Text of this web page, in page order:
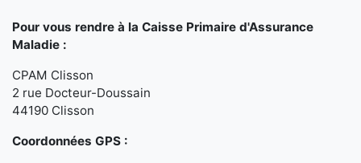
Pour vous rendre à la Caisse Primaire d'Assurance
Maladie :
CPAM Clisson
2 rue Docteur-Doussain
44190 Clisson
Coordonnées GPS :